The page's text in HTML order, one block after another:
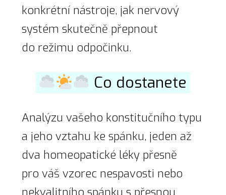
konkrétní nástroje, jak nervový
systém skutečně přepnout
do režimu odpočinku.
Co dostanete
Analýzu vašeho konstitučního typu
a jeho vztahu ke spánku, jeden až
dva homeopatické léky přesně
pro váš vzorec nespavosti nebo